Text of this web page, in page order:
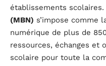
établissements scolaires.
(MBN) s’impose comme
numérique de plus de
ressources, échanges et
scolaire pour toute la